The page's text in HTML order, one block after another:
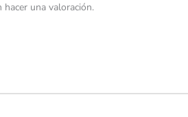
una valoración.